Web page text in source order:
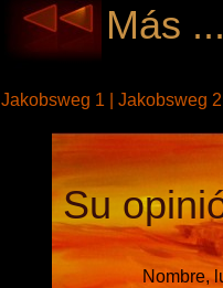
Más
Jakobsweg 1 | Jakobsweg
Su
Nombre,